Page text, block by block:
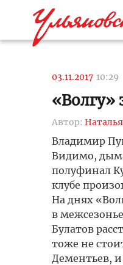
03.11.2017 10:29
Автор:
Владимир
Видимо,
полуфинал
клубе
На днях
в
Булатов
тоже не
Дементьев,